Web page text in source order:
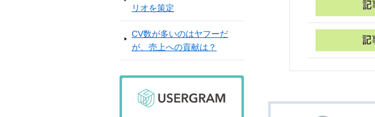
リオを策定
CV数が多いのはヤフーだ
が、売上への貢献は？